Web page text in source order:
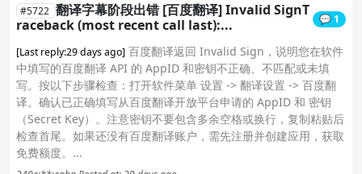
#5722 翻译字幕阶段出错 [百度翻译] Invalid SignT
raceback (most recent call last):...
💬 1
[Last reply:29 days ago] 百度翻译返回 Invalid Sign，说明您在软件
中填写的百度翻译 API 的 AppID 和密钥不正确、不匹配或未填
写。按以下步骤检查：打开软件菜单 设置 -> 翻译设置 -> 百度翻
译。确认已正确填写从百度翻译开放平台申请的 AppID 和 密钥
（Secret Key）。注意密钥不要包含多余空格或换行，复制粘贴后
检查首尾。如果还没有百度翻译账户，需先注册并创建应用，获取
免费额度。...